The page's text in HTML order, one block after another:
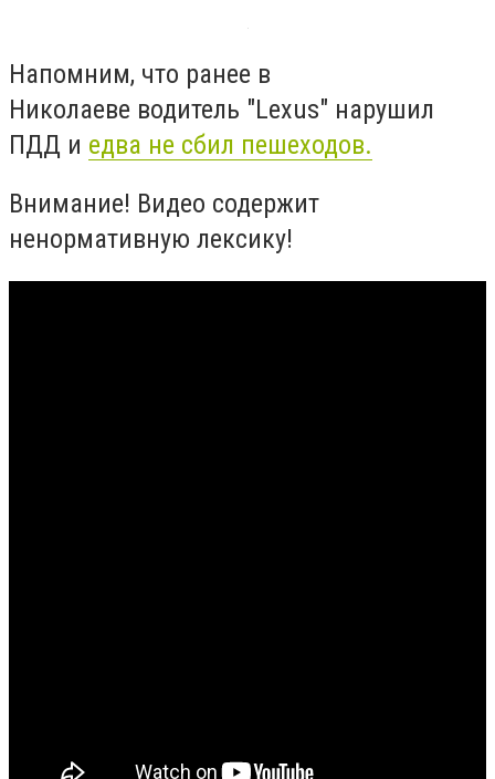
Напомним, что ранее в
Николаеве водитель "Lexus" нарушил
ПДД и едва не сбил пешеходов.
Внимание! Видео содержит
ненормативную лексику!